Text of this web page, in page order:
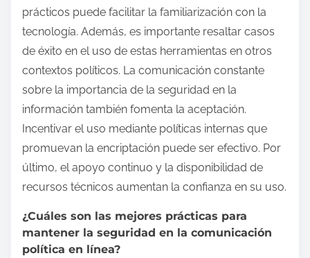
prácticos puede facilitar la familiarización con la
tecnología. Además, es importante resaltar casos
de éxito en el uso de estas herramientas en otros
contextos políticos. La comunicación constante
sobre la importancia de la seguridad en la
información también fomenta la aceptación.
Incentivar el uso mediante políticas internas que
promuevan la encriptación puede ser efectivo. Por
último, el apoyo continuo y la disponibilidad de
recursos técnicos aumentan la confianza en su uso.
¿Cuáles son las mejores prácticas para
mantener la seguridad en la comunicación
política en línea?